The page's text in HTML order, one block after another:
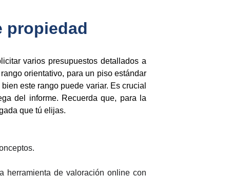
propiedad
varios presupuestos detallados a
orientativo, para un piso estándar
este rango puede variar. Es crucial
del informe. Recuerda que, para la
que tú elijas.
herramienta de valoración online con